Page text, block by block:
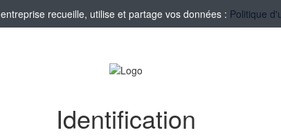
recueille, utilise et partage vos données : Politique
Identification